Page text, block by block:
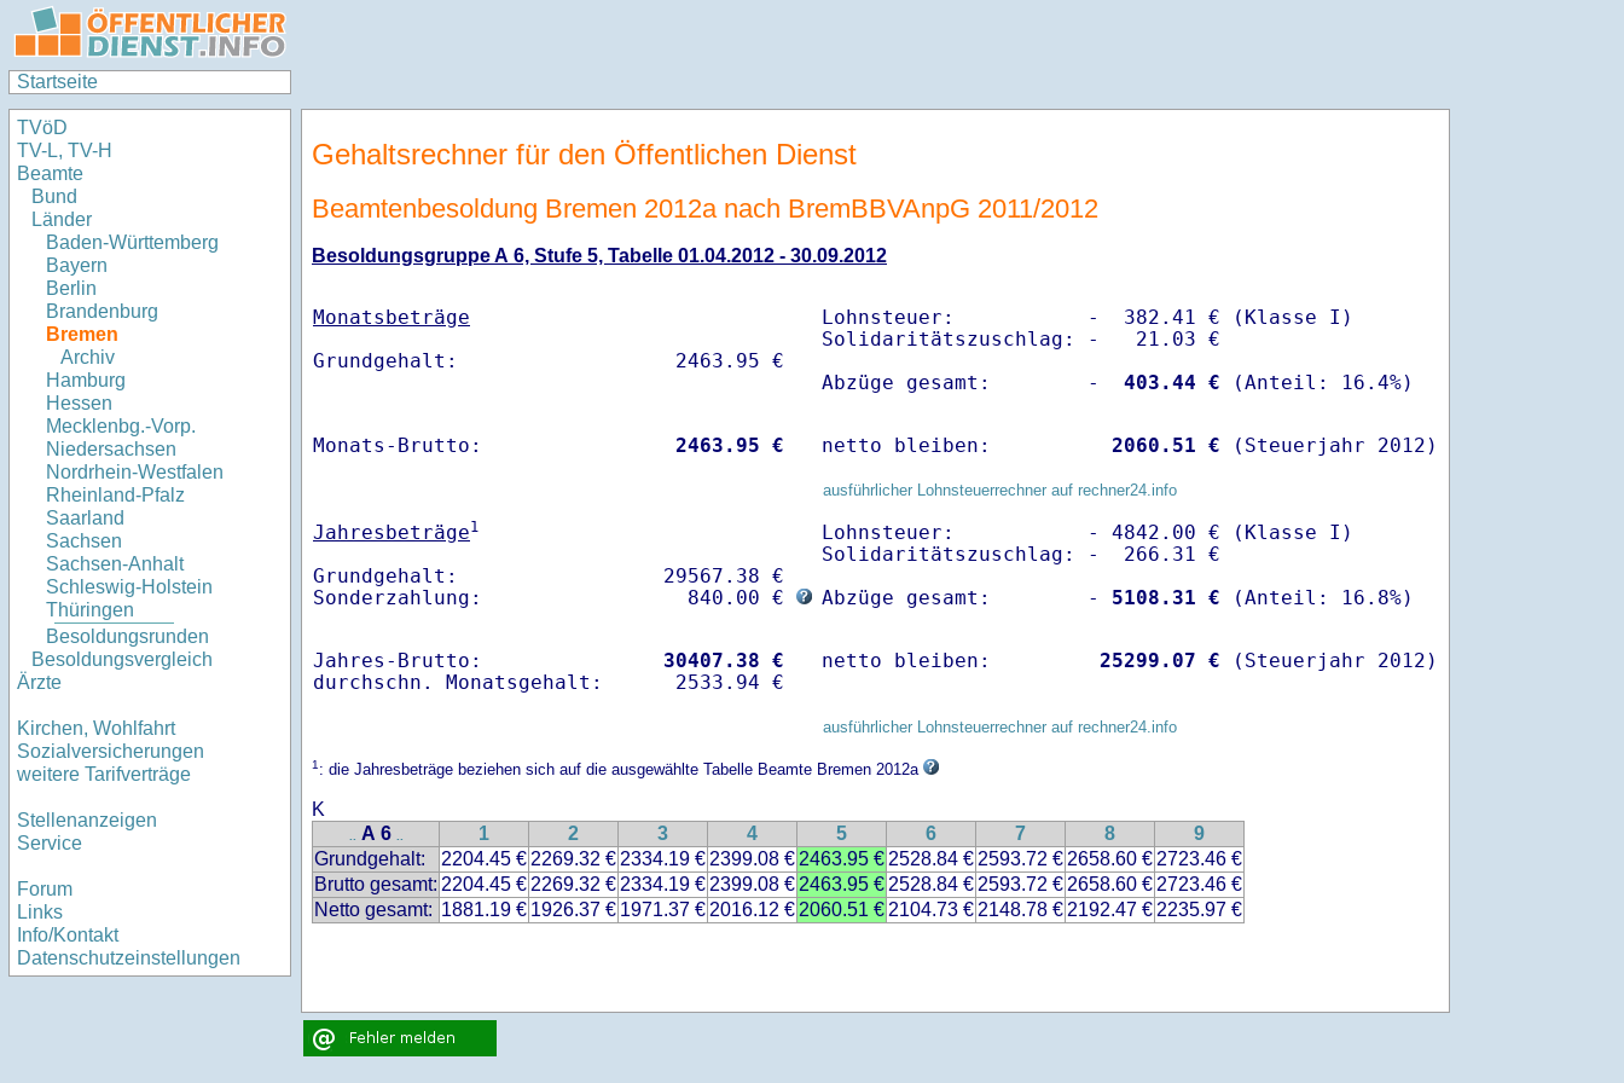
Startseite
TVöD
TV-L, TV-H
Beamte
Bund
Länder
Baden-Württemberg
Bayern
Berlin
Brandenburg
Bremen
Archiv
Hamburg
Hessen
Mecklenbg.-Vorp.
Niedersachsen
Nordrhein-Westfalen
Rheinland-Pfalz
Saarland
Sachsen
Sachsen-Anhalt
Schleswig-Holstein
Thüringen
Besoldungsrunden
Besoldungsvergleich
Ärzte
Kirchen, Wohlfahrt
Sozialversicherungen
weitere Tarifverträge
Stellenanzeigen
Service
Forum
Links
Info/Kontakt
Datenschutzeinstellungen
Gehaltsrechner für den Öffentlichen Dienst
Beamtenbesoldung Bremen 2012a nach BremBBVAnpG 2011/2012
Besoldungsgruppe A 6, Stufe 5, Tabelle 01.04.2012 - 30.09.2012
Monatsbeträge
Lohnsteuer:           -  382.41 € (Klasse I)
Solidaritätszuschlag: -   21.03 €
Abzüge gesamt:        -
  403.44 €
Monats-Brutto: 2463.95 € netto bleiben: 2060.51 € (Steuerjahr 2012)
ausführlicher Lohnsteuerrechner auf rechner24.info
Jahresbeträge1
Grundgehalt:                 29567.38 €
Sonderzahlung:                 840.00 €
Lohnsteuer:           - 4842.00 € (Klasse I)
Solidaritätszuschlag: -  266.31 €
Abzüge gesamt:        -
5108.31 €
Jahres-Brutto: 30407.38 €
netto bleiben: 25299.07 € (Steuerjahr 2012)
ausführlicher Lohnsteuerrechner auf rechner24.info
1: die Jahresbeträge beziehen sich auf die ausgewählte Tabelle Beamte Bremen 2012a
K
.. A 6 .. 1 2 3 4 5 6 7 8
9
Grundgehalt:
2204.45 € 2269.32 € 2334.19 € 2399.08 € 2463.95 € 2528.84 € 2593.72 € 2658.60 € 2723.46 €
Brutto gesamt: 2204.45 € 2269.32 € 2334.19 € 2399.08 € 2463.95 € 2528.84 € 2593.72 € 2658.60 € 2723.46 €
Netto gesamt: 1881.19 € 1926.37 € 1971.37 € 2016.12 € 2060.51 € 2104.73 € 2148.78 € 2192.47 € 2235.97 €